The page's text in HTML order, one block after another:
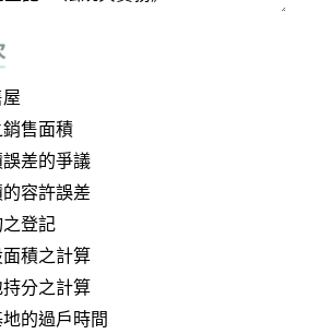
售面積
差的爭議
容許誤差
登記
積之計算
分之計算
的過戶時間